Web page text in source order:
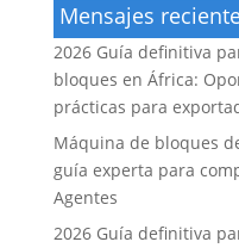
Mensajes
2026 Guía definitiva
bloques en África:
prácticas para
Máquina de bloques
guía experta para
Agentes
2026 Guía definitiva